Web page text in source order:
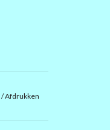
/Afdrukken